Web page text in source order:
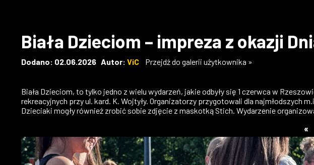
Biała Dzieciom – impreza z okazji
Dodano: 02.06.2026 Autor: ViC Przejdź do galerii użytkownika »
Biała Dzieciom, to tylko jedno z wielu wydarzeń, jakie odbyły się 1 czerwca w
rekreacyjnych przy ul. kard. K. Wojtyły. Organizatorzy przygotowali dla najmłodszych
Dzieciaki mogły również zrobić sobie zdjęcie z maskotką Stich. Wydarzenie
«